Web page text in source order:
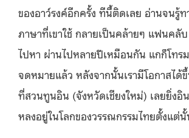
ของอาว์รงค์อีกครั้ง ทีนี้ติดเลย อ่านจนรู้ท
ภาษาที่เขาใช้ กลายเป็นคล้ายๆ แฟนคลั
ไปหา ผ่านไปหลายปีเหมือนกัน แกก็โทร
จดหมายแล้ว หลังจากนั้นเรามีโอกาสได้
ที่สวนทูนอิน (จังหวัดเชียงใหม่) เลยยิ่งอิ
หลงอยู่ในโลกของวรรณกรรมไทยตั้งแต่